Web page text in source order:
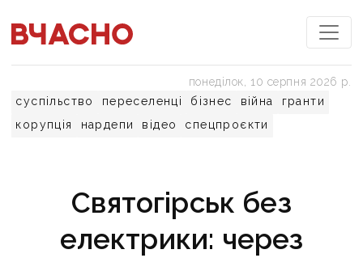
суспільство переселенці бізнес війна
гранти
корупція
нардепи відео спецпроєкти
понеділок, 10 серпня 2026 р.
Святогірськ без
електрики: через